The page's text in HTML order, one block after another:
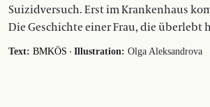
Suizidversuch. Erst im Krankenhaus
Die Geschichte einer Frau, die überlebt
Text: BMKÖS · Illustration: Olga Aleksandrova